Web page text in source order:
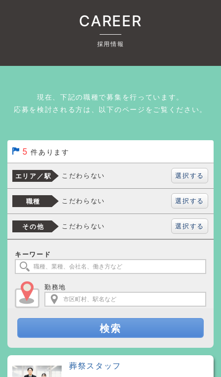
CAREER
採用情報
現在、下記の職種で募集を行っています。
応募を検討される方は、以下のページをご覧ください。
5 件あります
エリア／駅 こだわらない 選択する
職種 こだわらない 選択する
その他 こだわらない 選択する
キーワード
勤務地
検索
葬祭スタッフ